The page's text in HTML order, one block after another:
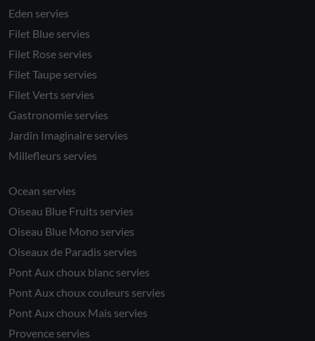
Eden servies
Filet Blue servies
Filet Rose servies
Filet Taupe servies
Filet Verts servies
Gastronomie servies
Jardin Imaginaire servies
Millefleurs servies
Ocean servies
Oiseau Blue Fruits servies
Oiseau Blue Mono servies
Oiseaux de Paradis servies
Pont Aux choux blanc servies
Pont Aux choux couleurs servies
Pont Aux choux Mais servies
Provence servies